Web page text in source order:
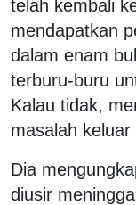
telah kembali
mendapatkan
dalam enam
terburu-buru
Kalau tidak,
masalah
Dia
diusir